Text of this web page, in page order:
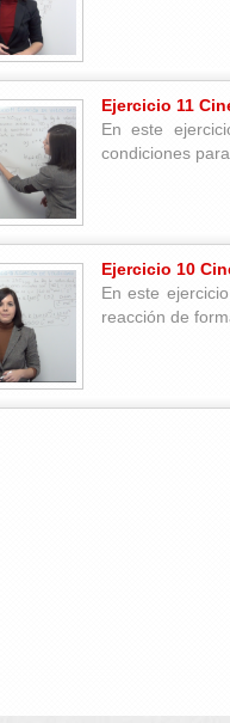
Ejercicio 11
En este
condiciones
Ejercicio 10
En este
reacción de